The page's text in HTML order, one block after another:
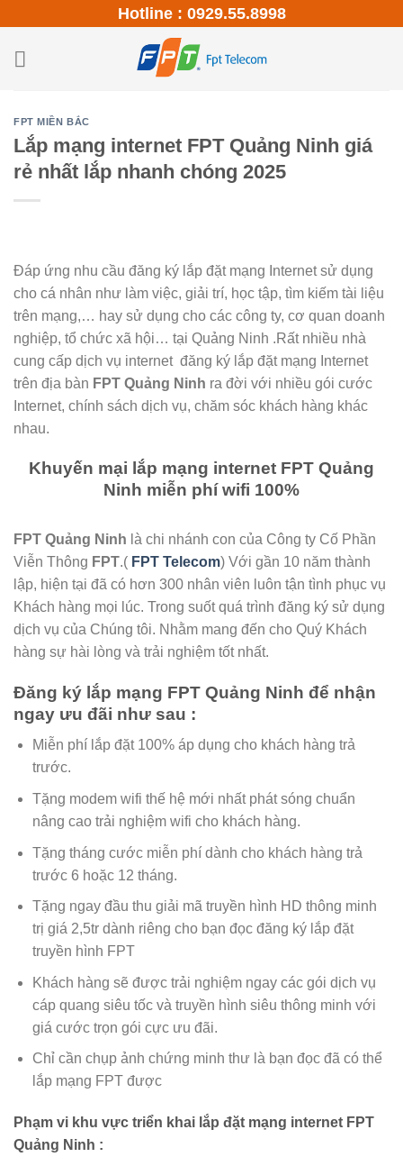
Hotline : 0929.55.8998
FPT MIỀN BẮC
Lắp mạng internet FPT Quảng Ninh giá
rẻ nhất lắp nhanh chóng 2025
Đáp ứng nhu cầu đăng ký lắp đặt mạng Internet sử dụng
cho cá nhân như làm việc, giải trí, học tập, tìm kiếm tài liệu
trên mạng,… hay sử dụng cho các công ty, cơ quan doanh
nghiệp, tổ chức xã hội… tại Quảng Ninh .Rất nhiều nhà
cung cấp dịch vụ internet đăng ký lắp đặt mạng Internet
trên địa bàn FPT Quảng Ninh ra đời với nhiều gói cước
Internet, chính sách dịch vụ, chăm sóc khách hàng khác
nhau.
Khuyến mại lắp mạng internet FPT Quảng
Ninh miễn phí wifi 100%
FPT Quảng Ninh là chi nhánh con của Công ty Cố Phần
Viễn Thông FPT.( FPT Telecom) Với gần 10 năm thành
lập, hiện tại đã có hơn 300 nhân viên luôn tận tình phục vụ
Khách hàng mọi lúc. Trong suốt quá trình đăng ký sử dụng
dịch vụ của Chúng tôi. Nhằm mang đến cho Quý Khách
hàng sự hài lòng và trải nghiệm tốt nhất.
Đăng ký lắp mạng FPT Quảng Ninh để nhận
ngay ưu đãi như sau :
Miễn phí lắp đặt 100% áp dụng cho khách hàng trả
trước.
Tặng modem wifi thế hệ mới nhất phát sóng chuẩn
nâng cao trải nghiệm wifi cho khách hàng.
Tặng tháng cước miễn phí dành cho khách hàng trả
trước 6 hoặc 12 tháng.
Tặng ngay đầu thu giải mã truyền hình HD thông minh
trị giá 2,5tr dành riêng cho bạn đọc đăng ký lắp đặt
truyền hình FPT
Khách hàng sẽ được trải nghiệm ngay các gói dịch vụ
cáp quang siêu tốc và truyền hình siêu thông minh với
giá cước trọn gói cực ưu đãi.
Chỉ cần chụp ảnh chứng minh thư là bạn đọc đã có thể
lắp mạng FPT được
Phạm vi khu vực triển khai lắp đặt mạng internet FPT
Quảng Ninh :